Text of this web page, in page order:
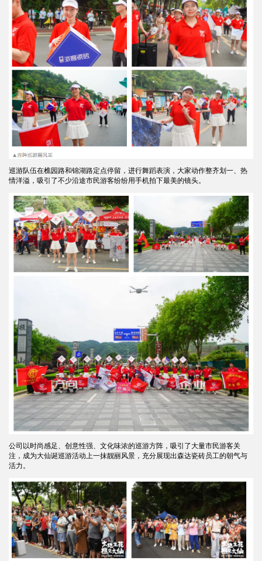
巡游队伍在樵园路和锦湖路定点停留，进行舞蹈表演，大家动作整齐划一、热
情洋溢，吸引了不少沿途市民游客纷纷用手机拍下最美的镜头。
公司以时尚感足、创意性强、文化味浓的巡游方阵，吸引了大量市民游客关
注，成为大仙诞巡游活动上一抹靓丽风景，充分展现出森达瓷砖员工的朝气与
活力。